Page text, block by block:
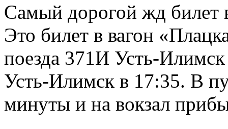
Самый дорогой жд билет
Это билет в вагон
поезда 371И Усть-
Усть-Илимск в 17:35. В
минуты и на вокзал